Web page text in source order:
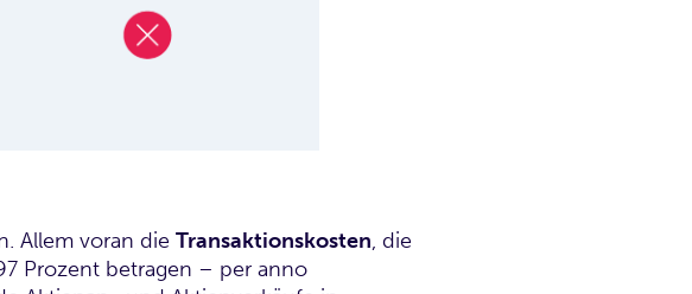
Allem voran die Transaktionskosten, die
Prozent betragen – per anno